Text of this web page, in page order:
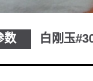
数 白刚玉